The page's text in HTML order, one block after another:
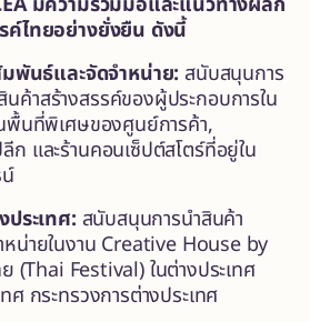
ค์ไทยอย่างยั่งยืน ดังนี้
มพันธ์และจัดจำหน่าย: สนับสนุนการ
ค้าสร้างสรรค์ของผู้ประกอบการใน
พื้นที่พิเศษของศูนย์การค้า,
และร้านคอนเซ็ปต์สโตร์ที่อยู่ใน
ระเทศ: สนับสนุนการนำสินค้า
หน่ายในงาน Creative House by
(Thai Festival) ในต่างประเทศ
กระทรวงการต่างประเทศ